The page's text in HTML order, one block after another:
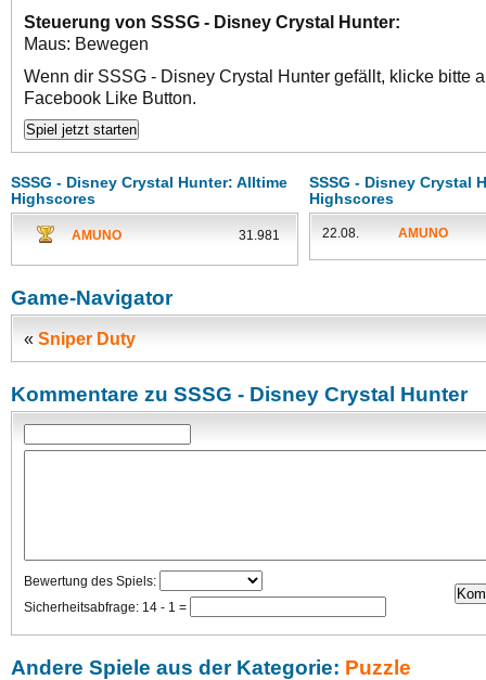
Steuerung von SSSG - Disney Crystal Hunter:
Maus: Bewegen
Wenn dir SSSG - Disney Crystal Hunter gefällt, klicke bitte
Facebook Like Button.
SSSG - Disney Crystal Hunter: Alltime
Highscores
AMUNO 31.981
SSSG - Disney Crystal
Highscores
22.08. AMUNO
Game-Navigator
« Sniper Duty
Kommentare zu SSSG - Disney Crystal Hunter
Bewertung des Spiels:
Sicherheitsabfrage: 14 - 1 =
Andere Spiele aus der Kategorie: Puzzle